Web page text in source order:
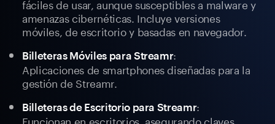
fáciles de usar, aunque susceptibles a malware y
amenazas cibernéticas. Incluye versiones
móviles, de escritorio y basadas en navegador.
Billeteras Móviles para Streamr:
Aplicaciones de smartphones diseñadas para la
gestión de Streamr.
Billeteras de Escritorio para Streamr:
Funcionan en escritorios, asegurando claves